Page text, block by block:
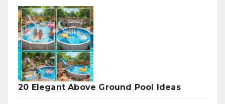
20 Elegant Above Ground Pool Ideas